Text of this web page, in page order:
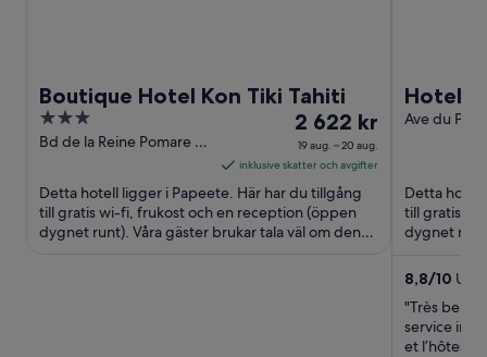
Boutique Hotel Kon Tiki Tahiti
3
out
5
Bd de la Reine Pomare IV
Priset
är
2 622 kr
per
natt
mellan
2 622 kr
19 aug. – 20 aug.
inklusive skatter och avgifter
Detta hotell ligger i Papeete. Här har du tillgång
till gratis wi-fi, frukost och en reception (öppen
dygnet runt). Våra gäster brukar tala väl om den
Hotel
Ave du
Detta
till gratis
dygnet
8,8/10
"Très bel
service
et